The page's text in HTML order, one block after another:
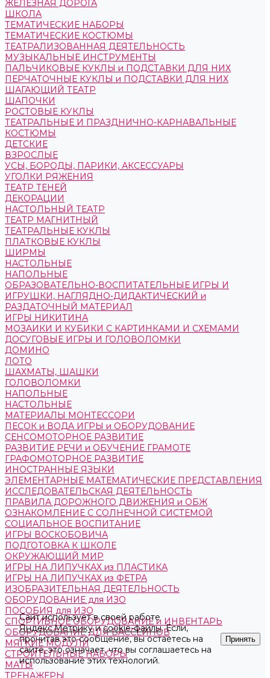
ЖЕЛЕЗНАЯ ДОРОГА
ШКОЛА
ТЕМАТИЧЕСКИЕ НАБОРЫ
ТЕМАТИЧЕСКИЕ КОСТЮМЫ
ТЕАТРАЛИЗОВАННАЯ ДЕЯТЕЛЬНОСТЬ
МУЗЫКАЛЬНЫЕ ИНСТРУМЕНТЫ
ПАЛЬЧИКОВЫЕ КУКЛЫ и ПОДСТАВКИ ДЛЯ НИХ
ПЕРЧАТОЧНЫЕ КУКЛЫ и ПОДСТАВКИ ДЛЯ НИХ
ШАГАЮЩИЙ ТЕАТР
ШАПОЧКИ
РОСТОВЫЕ КУКЛЫ
ТЕАТРАЛЬНЫЕ И ПРАЗДНИЧНО-КАРНАВАЛЬНЫЕ
КОСТЮМЫ
ДЕТСКИЕ
ВЗРОСЛЫЕ
УСЫ, БОРОДЫ, ПАРИКИ, АКСЕССУАРЫ
УГОЛКИ РЯЖЕНИЯ
ТЕАТР ТЕНЕЙ
ДЕКОРАЦИИ
НАСТОЛЬНЫЙ ТЕАТР
ТЕАТР МАГНИТНЫЙ
ТЕАТРАЛЬНЫЕ КУКЛЫ
ПЛАТКОВЫЕ КУКЛЫ
ШИРМЫ
НАСТОЛЬНЫЕ
НАПОЛЬНЫЕ
ОБРАЗОВАТЕЛЬНО-ВОСПИТАТЕЛЬНЫЕ ИГРЫ И
ИГРУШКИ, НАГЛЯДНО-ДИДАКТИЧЕСКИЙ и
РАЗДАТОЧНЫЙ МАТЕРИАЛ
ИГРЫ НИКИТИНА
МОЗАИКИ И КУБИКИ С КАРТИНКАМИ И СХЕМАМИ
ДОСУГОВЫЕ ИГРЫ И ГОЛОВОЛОМКИ
ДОМИНО
ЛОТО
ШАХМАТЫ, ШАШКИ
ГОЛОВОЛОМКИ
НАПОЛЬНЫЕ
НАСТОЛЬНЫЕ
МАТЕРИАЛЫ МОНТЕССОРИ
ПЕСОК и ВОДА ИГРЫ и ОБОРУДОВАНИЕ
СЕНСОМОТОРНОЕ РАЗВИТИЕ
РАЗВИТИЕ РЕЧИ и ОБУЧЕНИЕ ГРАМОТЕ
ГРАФОМОТОРНОЕ РАЗВИТИЕ
ИНОСТРАННЫЕ ЯЗЫКИ
ЭЛЕМЕНТАРНЫЕ МАТЕМАТИЧЕСКИЕ ПРЕДСТАВЛЕНИЯ
ИССЛЕДОВАТЕЛЬСКАЯ ДЕЯТЕЛЬНОСТЬ
ПРАВИЛА ДОРОЖНОГО ДВИЖЕНИЯ и ОБЖ
ОЗНАКОМЛЕНИЕ С СОЛНЕЧНОЙ СИСТЕМОЙ
СОЦИАЛЬНОЕ ВОСПИТАНИЕ
ИГРЫ ВОСКОБОВИЧА
ПОДГОТОВКА К ШКОЛЕ
ОКРУЖАЮЩИЙ МИР
ИГРЫ НА ЛИПУЧКАХ из ПЛАСТИКА
ИГРЫ НА ЛИПУЧКАХ из ФЕТРА
ИЗОБРАЗИТЕЛЬНАЯ ДЕЯТЕЛЬНОСТЬ
ОБОРУДОВАНИЕ для ИЗО
ПОСОБИЯ для ИЗО
СПОРТИВНОЕ ОБОРУДОВАНИЕ и ИНВЕНТАРЬ
ОБОРУДОВАНИЕ ДЛЯ БАССЕЙНОВ
МЯГКИЕ МОДУЛИ
СТРОИТЕЛЬНЫЕ НАБОРЫ
МАТЫ
ТРЕНАЖЕРЫ
Сайт использует в своей работе
Яндекс.Метрикуиcookie-файлы. Если,
прочитав это сообщение, вы остаетесь на
сайте, это означает, что вы соглашаетесь на
использование этих технологий.
Принять